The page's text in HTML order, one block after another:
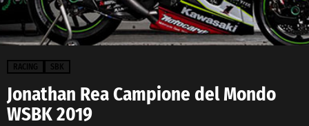
RACING SBK
Jonathan Rea Campione del Mondo
WSBK 2019